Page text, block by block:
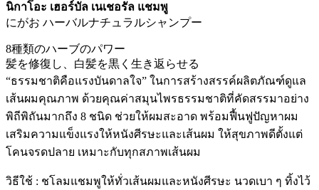
นิกาโอะ เฮอร์บัล เนเชอรัล แชมพู
にがお ハーバルナチュラルシャンプー
8種類のハーブのパワー
髪を修復し、白髪を黒く生き返らせる
“ธรรมชาติคือแรงบันดาลใจ” ในการสร้างสรรค์ผลิตภัณฑ์ดูแล
เส้นผมคุณภาพ ด้วยคุณค่าสมุนไพรธรรมชาติที่คัดสรรมาอย่าง
พิถีพิถันมากถึง 8 ชนิด ช่วยให้ผมสะอาด พร้อมฟื้นฟูปัญหาผม
เสริมความแข็งแรงให้หนังศีรษะและเส้นผม ให้สุขภาพดีตั้งแต่
โคนจรดปลาย เหมาะกับทุกสภาพเส้นผม
วิธีใช้ : ชโลมแชมพูให้ทั่วเส้นผมและหนังศีรษะ นวดเบา ๆ ทิ้งไว้